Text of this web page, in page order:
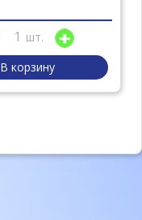
шт.
В корзину